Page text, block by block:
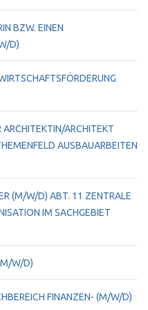
BZW. EINEN
D)
ARCHITEKTIN/ARCHITEKT
AUSBAUARBEITEN
(M/W/D) ABT. 11 ZENTRALE
IM SACHGEBIET
W/D)
FINANZEN- (M/W/D)